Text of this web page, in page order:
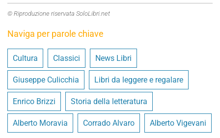
© Riproduzione riservata SoloLibri.net
Naviga per parole chiave
Cultura Classici News Libri
Giuseppe Culicchia Libri da leggere e regalare
Enrico Brizzi Storia della letteratura
Alberto Moravia Corrado Alvaro Alberto Vigevani